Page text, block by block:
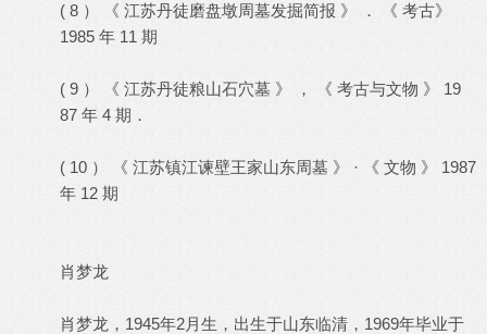
( 8 ） 《 江苏丹徒磨盘墩周墓发掘简报 》 ． 《 考古》
1985 年 11 期
( 9 ） 《 江苏丹徒粮山石穴墓 》 ， 《 考古与文物 》 19
87 年 4 期．
( 10 ） 《 江苏镇江谏壁王家山东周墓 》 · 《 文物 》 1987
年 12 期
肖梦龙
肖梦龙，1945年2月生，出生于山东临清，1969年毕业于